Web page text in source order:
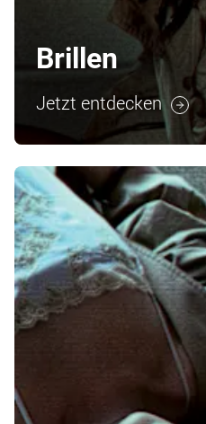
Brillen
Jetzt entdecken